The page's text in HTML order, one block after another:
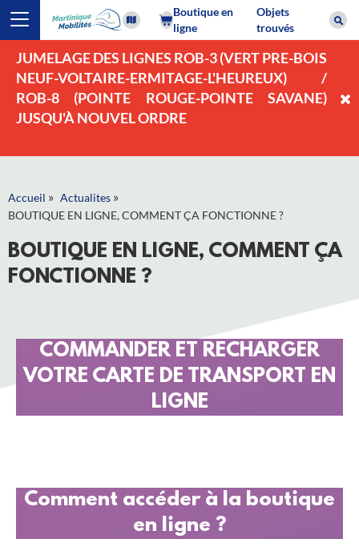
Boutique en
ligne
Objets
trouvés
JUMELAGE DES LIGNES ROB-3 (VERT PRE-BOIS
NEUF-VOLTAIRE-ERMITAGE-L'HEUREUX) /
ROB-8 (POINTE ROUGE-POINTE SAVANE)
JUSQU'À NOUVEL ORDRE
Accueil » Actualites »
BOUTIQUE EN LIGNE, COMMENT ÇA FONCTIONNE ?
BOUTIQUE EN LIGNE, COMMENT ÇA
FONCTIONNE ?
COMMANDER ET RECHARGER
VOTRE CARTE DE TRANSPORT EN
LIGNE
Comment accéder à la boutique
en ligne ?